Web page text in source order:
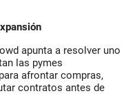
apunta a resolver uno
las pymes
afrontar compras,
contratos antes de